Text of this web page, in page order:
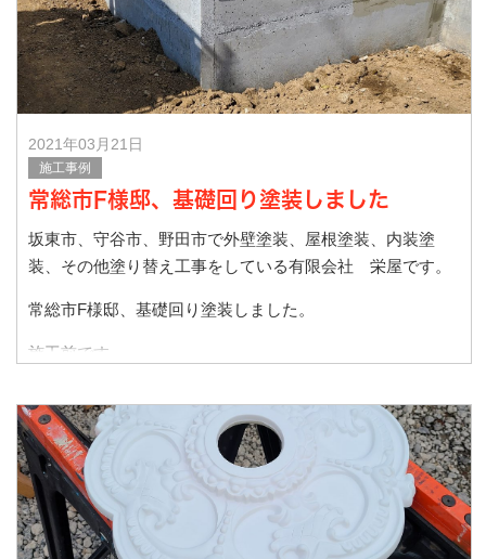
オイルステ
2021年03月21日
施工事例
常総市F様邸、基礎回り塗装しました
坂東市、守谷市、野田市で外壁塗装、屋根塗装、内装塗
装、その他塗り替え工事をしている有限会社 栄屋です。
常総市F様邸、基礎回り塗装しました。
施工前です。
最近の新築住宅、